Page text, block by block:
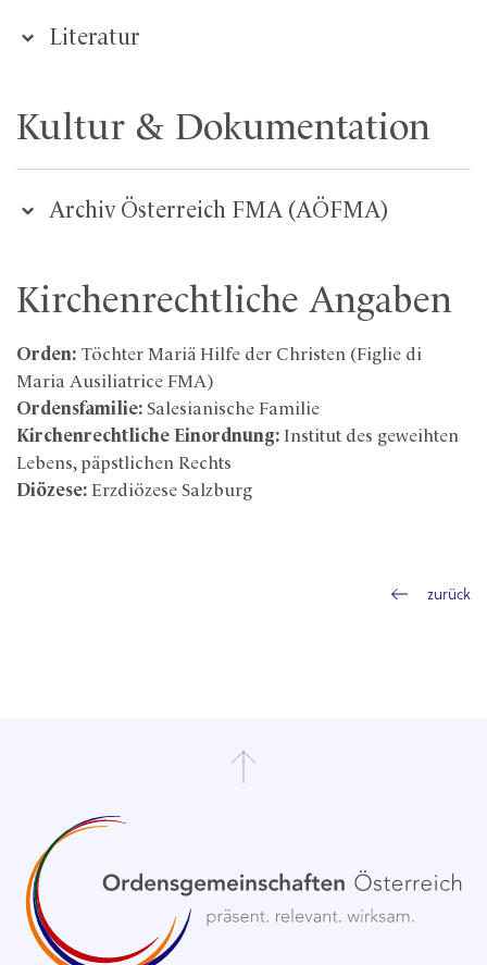
Literatur
Kultur & Dokumentation
Archiv Österreich FMA (AÖFMA)
Kirchenrechtliche Angaben
Orden: Töchter Mariä Hilfe der Christen (Figlie di
Maria Ausiliatrice FMA)
Ordensfamilie: Salesianische Familie
Kirchenrechtliche Einordnung: Institut des geweihten
Lebens, päpstlichen Rechts
Diözese: Erzdiözese Salzburg
zurück